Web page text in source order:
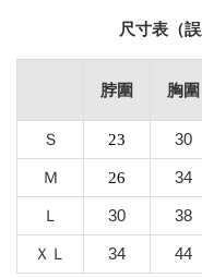
尺寸表（
脖圍 胸圍
Ｓ 23 30
Ｍ 26 34
Ｌ 30 38
ＸＬ 34 44